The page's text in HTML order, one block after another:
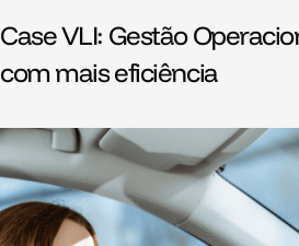
Case VLI: Gestão
com mais eficiência